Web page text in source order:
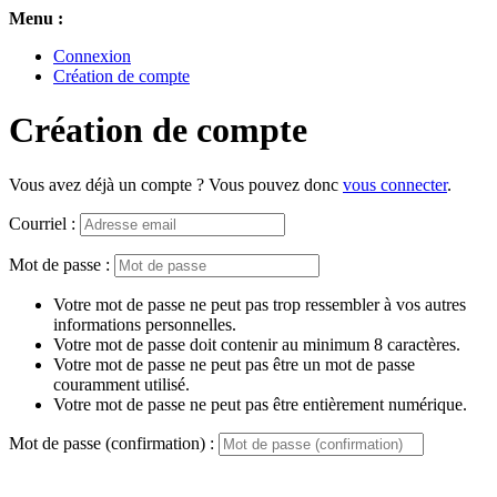
Menu :
Connexion
Création de compte
Création de compte
Vous avez déjà un compte ? Vous pouvez donc vous connecter.
Courriel :
Mot de passe :
Votre mot de passe ne peut pas trop ressembler à vos autres
informations personnelles.
Votre mot de passe doit contenir au minimum 8 caractères.
Votre mot de passe ne peut pas être un mot de passe
couramment utilisé.
Votre mot de passe ne peut pas être entièrement numérique.
Mot de passe (confirmation) :